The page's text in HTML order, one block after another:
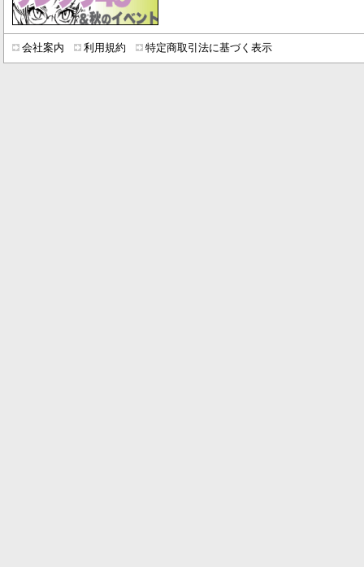
会社案内 利用規約 特定商取引法に基づく表示